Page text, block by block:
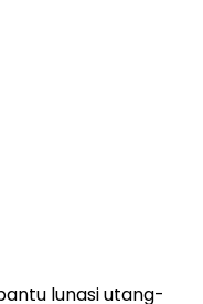
lunasi utang-